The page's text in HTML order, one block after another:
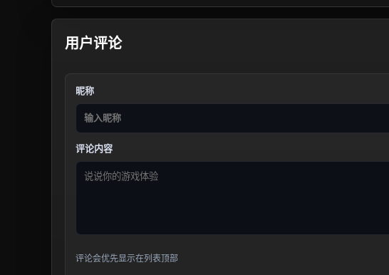
用户评论
昵称
评论内容
评论会优先显示在列表顶部